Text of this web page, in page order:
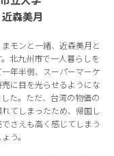
森美月
モンと一緒、近森美月と
北九州市で一人暮らしを
年半弱、スーパーマーケ
売に目を光らせるようにな
した。ただ、台湾の物価の
てしまったため、帰国し
さえも高く感じてしまう
う。